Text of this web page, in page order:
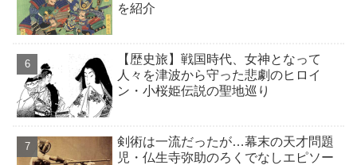
を紹介
【歴史旅】戦国時代、女神となって
人々を津波から守った悲劇のヒロイ
ン・小桜姫伝説の聖地巡り
剣術は一流だったが…幕末の天才問題
児・仏生寺弥助のろくでなしエピソー